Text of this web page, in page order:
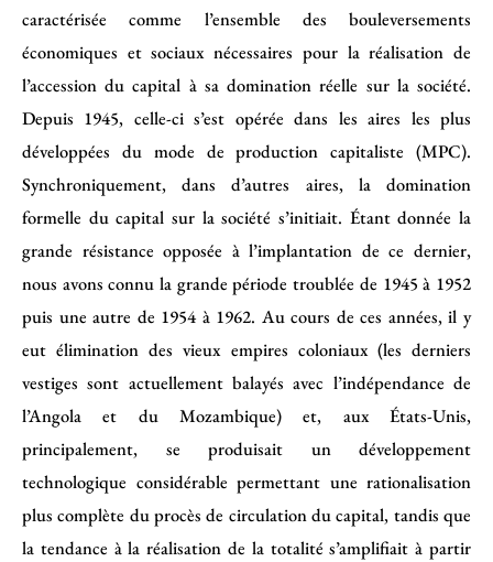
caractérisée comme l’ensemble des bouleversements
économiques et sociaux nécessaires pour la réalisation de
l’accession du capital à sa domination réelle sur la société.
Depuis 1945, celle-ci s’est opérée dans les aires les plus
développées du mode de production capitaliste (MPC).
Synchroniquement, dans d’autres aires, la domination
formelle du capital sur la société s’initiait. Étant donnée la
grande résistance opposée à l’implantation de ce dernier,
nous avons connu la grande période troublée de 1945 à 1952
puis une autre de 1954 à 1962. Au cours de ces années, il y
eut élimination des vieux empires coloniaux (les derniers
vestiges sont actuellement balayés avec l’indépendance de
l’Angola et du Mozambique) et, aux États-Unis,
principalement, se produisait un développement
technologique considérable permettant une rationalisation
plus complète du procès de circulation du capital, tandis que
la tendance à la réalisation de la totalité s’amplifiait à partir